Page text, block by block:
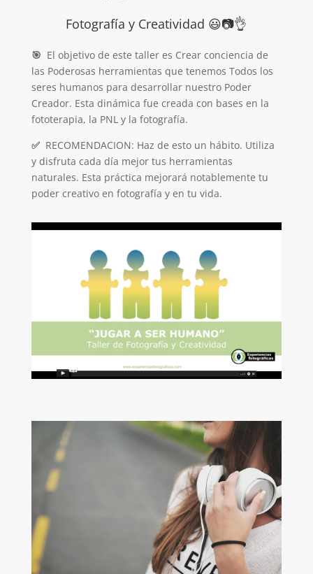
Fotografía y Creatividad 😃📷👌
🎯​ El objetivo de este taller es Crear conciencia de
las Poderosas herramientas que tenemos Todos los
seres humanos para desarrollar nuestro Poder
Creador. Esta dinámica fue creada con bases en la
fototerapia, la PNL y la fotografía.
✅​ RECOMENDACION: Haz de esto un hábito. Utiliza
y disfruta cada día mejor tus herramientas
naturales. Esta práctica mejorará notablemente tu
poder creativo en fotografía y en tu vida.